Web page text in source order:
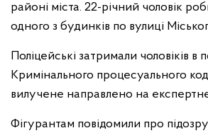
районі міста. 22-річний чоловік
одного з будинків по вулиці
Поліцейські затримали чоловіків в
Кримінального процесуального
вилучене направлено на
Фігурантам повідомили про